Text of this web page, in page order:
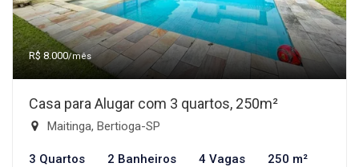
R$ 8.000/mês
Casa para Alugar com 3 quartos, 250m²
Maitinga, Bertioga-SP
3 Quartos 2 Banheiros 4 Vagas 250 m²